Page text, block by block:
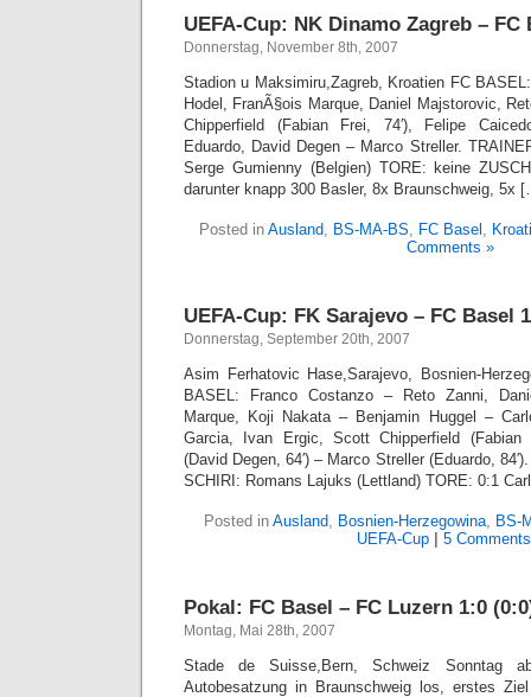
UEFA-Cup: NK Dinamo Zagreb – FC
Donnerstag, November 8th, 2007
Stadion u Maksimiru,Zagreb, Kroatien FC
Hodel, FranÃ§ois Marque, Daniel Majstorovic,
Chipperfield (Fabian Frei, 74′), Felipe
Eduardo, David Degen – Marco Streller.
Serge Gumienny (Belgien) TORE: keine
darunter knapp 300 Basler, 8x Braunschweig, 5x
Posted in Ausland, BS-MA-BS, FC Basel ,
Comments »
UEFA-Cup: FK Sarajevo – FC Basel
Donnerstag, September 20th, 2007
Asim Ferhatovic Hase,Sarajevo, Bosnien-
BASEL: Franco Costanzo – Reto Zanni,
Marque, Koji Nakata – Benjamin Huggel –
Garcia, Ivan Ergic, Scott Chipperfield (Fabian
(David Degen, 64′) – Marco Streller (Eduardo,
SCHIRI: Romans Lajuks (Lettland) TORE: 0:1
Posted in Ausland, Bosnien-Herzegowina, BS-
UEFA-Cup
5
Pokal: FC Basel – FC Luzern 1:0
Montag, Mai 28th, 2007
Stade de Suisse,Bern, Schweiz Sonntag
Autobesatzung in Braunschweig los, erstes